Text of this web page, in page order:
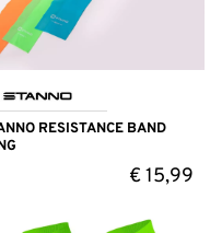
RESISTANCE BAND
€15,99